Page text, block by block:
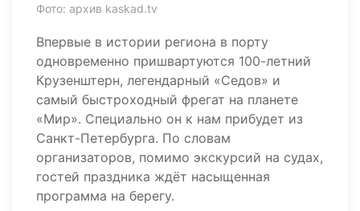
Фото: архив kaskad.tv
Впервые в истории региона в порту
одновременно пришвартуются 100-летний
Крузенштерн, легендарный «Седов» и
самый быстроходный фрегат на планете
«Мир». Специально он к нам прибудет из
Санкт-Петербурга. По словам
организаторов, помимо экскурсий на судах,
гостей праздника ждёт насыщенная
программа на берегу.